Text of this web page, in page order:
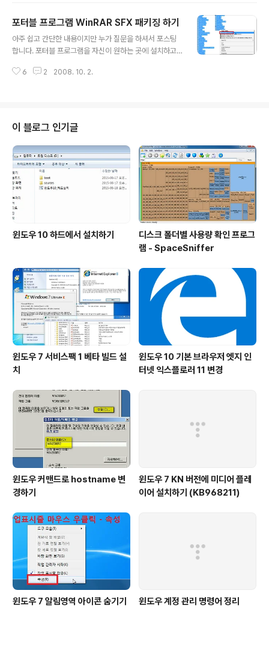
토런트 역시 당나귀와 비슷한 방식입니다. P2P란 peer-t
o-peer 의 약자로 개인과 개인끼리 연결이라는 뜻입니다.
프로토콜은 컴퓨터와 컴퓨터 사이의 통신 규약입니다. 가
토런트 프로토콜 (규칙)에 의거하여 개인과 개인이 파일을
포터블 프로그램 WinRAR SFX 패키징 하기
아주 쉽고 간단한 내용이지만 누가 질문을 하셔서 포스팅
합니다. 포터블 프로그램을 자신이 원하는 곳에 설치하고
설명입니다. WinRAR 3.8 기준으로 설명드리겠습니다.
파일에 추가" 를 선택합니다. 2. 먼저 "일반" 탭에서 압축
방식을 "가장 좋음" 으로 선택합니다. 용량은 작으면 작을
수록 좋으니까요. "SFX 압축파일 생성" 은 자동으로 압축
이 풀리는 EXE 파일로 만들겠다는 뜻입니다. "솔리드 압축
파일 생성" 은 크기가 작은 파일이 다수일 경우 압축 효율
을 높여준다고 합니..
6 2 2008. 10. 2.
이 블로그 인기글
윈도우 10 하드에서 설치하기
디스크 폴더별 사용량 확인 프로그
램 - SpaceSniffer
윈도우 7 서비스팩 1 베타 빌드 설
치
윈도우 10 기본 브라우저 엣지 인
터넷 익스플로러 11 변경
윈도우 커맨드로 hostname 변
경하기
윈도우 7 KN 버전에 미디어 플레
이어 설치하기 (KB968211)
윈도우 7 알림영역 아이콘 숨기기 윈도우 계정 관리 명령어 정리